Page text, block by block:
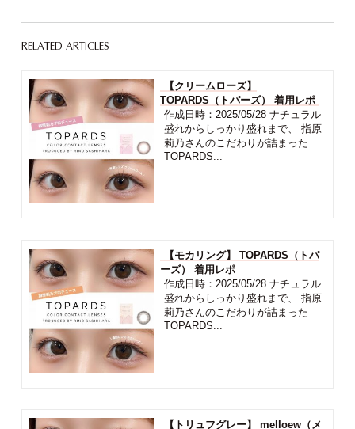
RELATED ARTICLES
【クリームローズ】
TOPARDS（トパーズ） 着用レポ
作成日時：2025/05/28 ナチュラル
盛れからしっかり盛れまで、 指原
莉乃さんのこだわりが詰まった
TOPARDS...
【モカリング】 TOPARDS（トパ
ーズ） 着用レポ
作成日時：2025/05/28 ナチュラル
盛れからしっかり盛れまで、 指原
莉乃さんのこだわりが詰まった
TOPARDS...
【トリュフグレー】 melloew（メ